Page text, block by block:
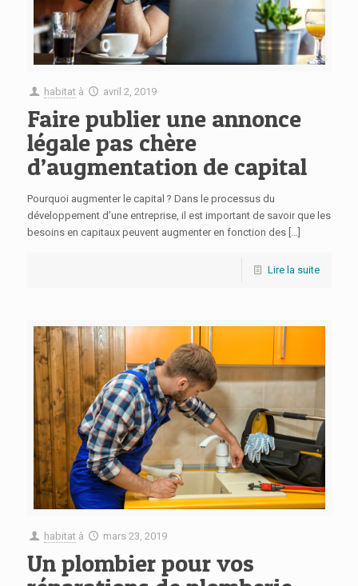
habitat à avril 2, 2019
Faire publier une annonce
légale pas chère
d’augmentation de capital
Pourquoi augmenter le capital ? Dans le processus du
développement d’une entreprise, il est important de savoir que les
besoins en capitaux peuvent augmenter en fonction des[…]
Lire la suite
habitat à mars 23, 2019
Un plombier pour vos